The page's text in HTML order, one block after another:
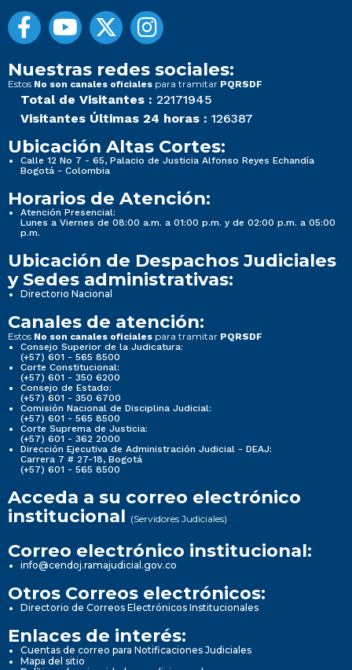
Nuestras redes sociales:
Estos No son canales oficiales para tramitar PQRSDF
Total de Visitantes : 22171945
Visitantes Últimas 24 horas : 126387
Ubicación Altas Cortes:
Calle 12 No 7 - 65, Palacio de Justicia Alfonso Reyes Echandía
Bogotá - Colombia
Horarios de Atención:
Atención Presencial:
Lunes a Viernes de 08:00 a.m. a 01:00 p.m. y de 02:00 p.m. a 05:00
p.m.
Ubicación de Despachos Judiciales
y Sedes administrativas:
Directorio Nacional
Canales de atención:
Estos No son canales oficiales para tramitar PQRSDF
Consejo Superior de la Judicatura:
(+57) 601 - 565 8500
Corte Constitucional:
(+57) 601 - 350 6200
Consejo de Estado:
(+57) 601 - 350 6700
Comisión Nacional de Disciplina Judicial:
(+57) 601 - 565 8500
Corte Suprema de Justicia:
(+57) 601 - 362 2000
Dirección Ejecutiva de Administración Judicial - DEAJ:
Carrera 7 # 27-18, Bogotá
(+57) 601 - 565 8500
Acceda a su correo electrónico
institucional (Servidores Judiciales)
Correo electrónico institucional:
info@cendoj.ramajudicial.gov.co
Otros Correos electrónicos:
Directorio de Correos Electrónicos Institucionales
Enlaces de interés:
Cuentas de correo para Notificaciones Judiciales
Mapa del sitio